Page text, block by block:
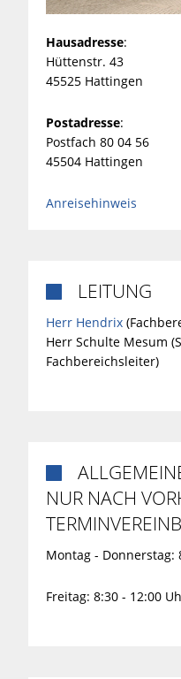
Hausadresse:
Hüttenstr. 43
45525 Hattingen
Postadresse:
Postfach 80 04 56
45504 Hattingen
Anreisehinweis
LEITUNG
Herr Hendrix
Herr Schulte Mesum
Fachbereichsleiter)

NUR NACH
Montag - Donnerstag:
Freitag: 8:30 - 12:00